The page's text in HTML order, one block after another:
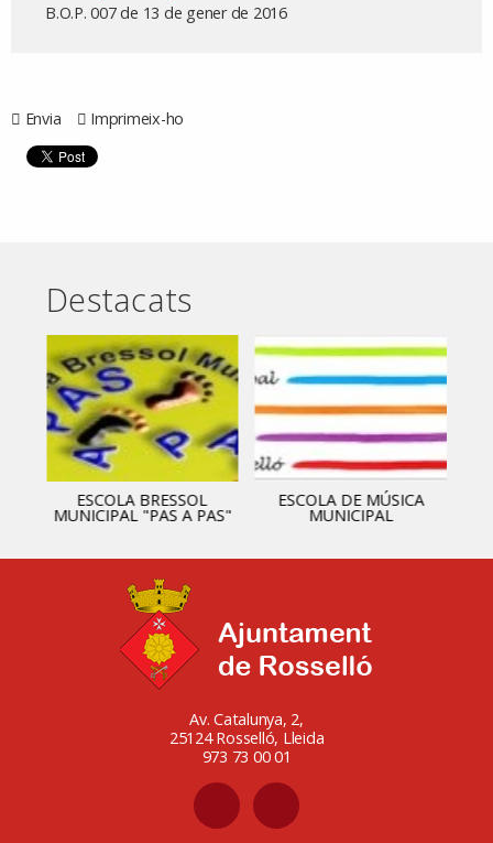
B.O.P. 007 de 13 de gener de 2016
Envia Imprimeix-ho
Destacats
ESCOLA BRESSOL
MUNICIPAL "PAS A PAS"
ESCOLA DE MÚSICA
MUNICIPAL
Av. Catalunya, 2,
25124 Rosselló, Lleida
973 73 00 01